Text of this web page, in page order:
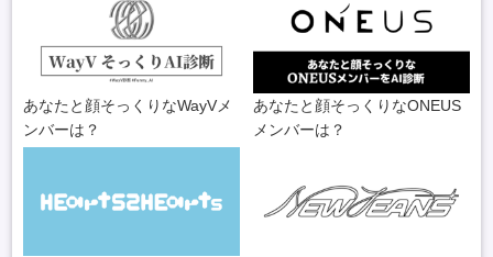
あなたと顔そっくりなWayVメ
ンバーは？
あなたと顔そっくりなONEUS
メンバーは？